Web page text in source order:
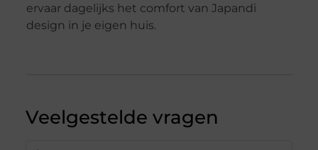
ervaar dagelijks het comfort van Japandi
design in je eigen huis.
Veelgestelde vragen